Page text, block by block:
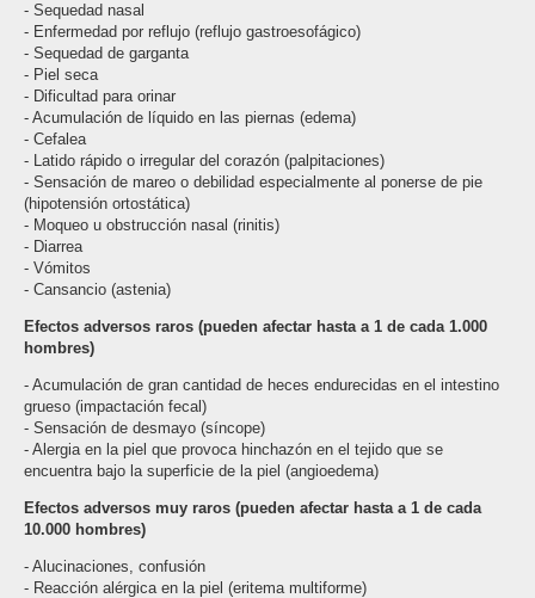
- Sequedad nasal
- Enfermedad por reflujo (reflujo gastroesofágico)
- Sequedad de garganta
- Piel seca
- Dificultad para orinar
- Acumulación de líquido en las piernas (edema)
- Cefalea
- Latido rápido o irregular del corazón (palpitaciones)
- Sensación de mareo o debilidad especialmente al ponerse de pie
(hipotensión ortostática)
- Moqueo u obstrucción nasal (rinitis)
- Diarrea
- Vómitos
- Cansancio (astenia)
Efectos adversos raros (pueden afectar hasta a 1 de cada 1.000
hombres)
- Acumulación de gran cantidad de heces endurecidas en el intestino
grueso (impactación fecal)
- Sensación de desmayo (síncope)
- Alergia en la piel que provoca hinchazón en el tejido que se
encuentra bajo la superficie de la piel (angioedema)
Efectos adversos muy raros (pueden afectar hasta a 1 de cada
10.000 hombres)
- Alucinaciones, confusión
- Reacción alérgica en la piel (eritema multiforme)